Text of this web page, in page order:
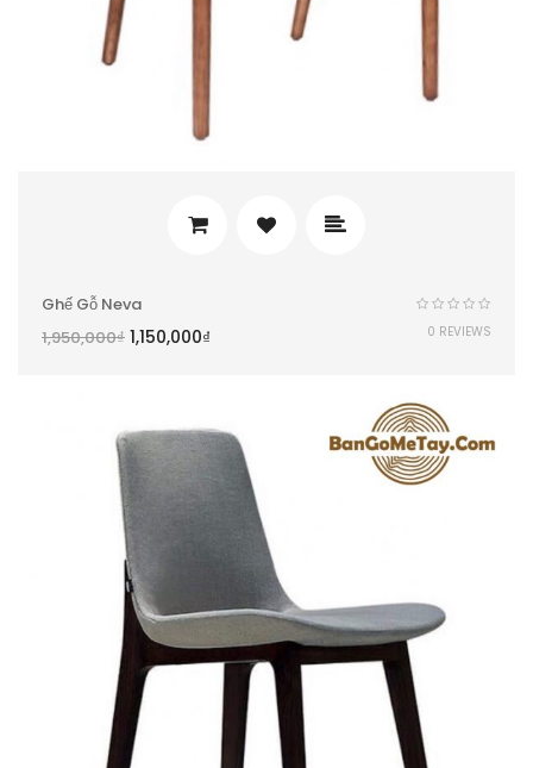
Ghế Gỗ Neva
1,950,000₫ 1,150,000₫ 0 REVIEWS